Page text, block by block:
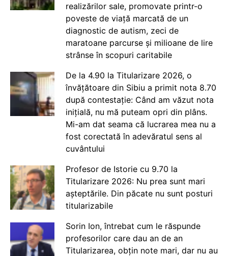
realizărilor sale, promovate printr-o
poveste de viață marcată de un
diagnostic de autism, zeci de
maratoane parcurse și milioane de lire
strânse în scopuri caritabile
De la 4.90 la Titularizare 2026, o
învățătoare din Sibiu a primit nota 8.70
după contestație: Când am văzut nota
inițială, nu mă puteam opri din plâns.
Mi-am dat seama că lucrarea mea nu a
fost corectată în adevăratul sens al
cuvântului
Profesor de Istorie cu 9.70 la
Titularizare 2026: Nu prea sunt mari
așteptările. Din păcate nu sunt posturi
titularizabile
Sorin Ion, întrebat cum le răspunde
profesorilor care dau an de an
Titularizarea, obțin note mari, dar nu au